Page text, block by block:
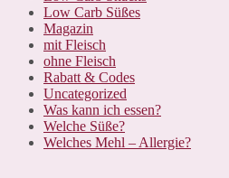
Low Carb Süßes
Magazin
mit Fleisch
ohne Fleisch
Rabatt & Codes
Uncategorized
Was kann ich essen?
Welche Süße?
Welches Mehl – Allergie?